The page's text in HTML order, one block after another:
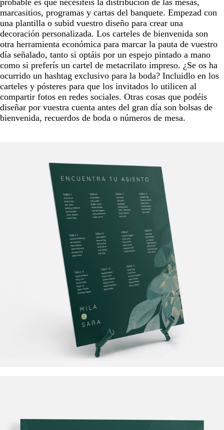
marcasitios, programas y cartas del banquete. Empezad con
una plantilla o subid vuestro diseño para crear una
decoración personalizada. Los carteles de bienvenida son
otra herramienta económica para marcar la pauta de vuestro
día señalado, tanto si optáis por un espejo pintado a mano
como si preferís un cartel de metacrilato impreso. ¿Se os ha
ocurrido un hashtag exclusivo para la boda? Incluidlo en los
carteles y pósteres para que los invitados lo utilicen al
compartir fotos en redes sociales. Otras cosas que podéis
diseñar por vuestra cuenta antes del gran día son bolsas de
bienvenida, recuerdos de boda o números de mesa.